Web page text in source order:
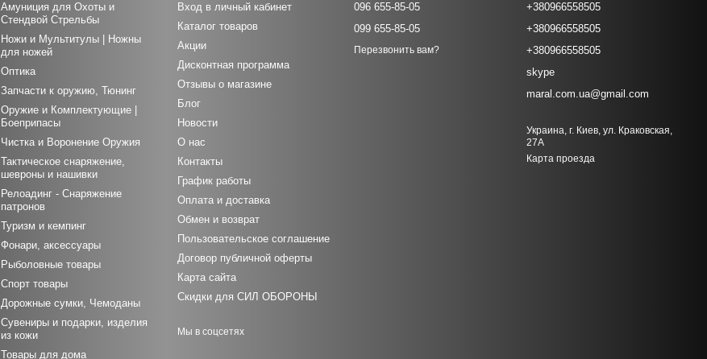
Амуниция для Охоты и
Стендвой Стрельбы
Ножи и Мультитулы | Ножны
для ножей
Оптика
Запчасти к оружию, Тюнинг
Оружие и Комплектующие |
Боеприпасы
Чистка и Воронение Оружия
Тактическое снаряжение,
шевроны и нашивки
Релоадинг - Снаряжение
патронов
Туризм и кемпинг
Фонари, аксессуары
Рыболовные товары
Спорт товары
Дорожные сумки, Чемоданы
Сувениры и подарки, изделия
из кожи
Товары для дома
Вход в личный кабинет
Каталог товаров
Акции
Дисконтная программа
Отзывы о магазине
Блог
Новости
О нас
Контакты
График работы
Оплата и доставка
Обмен и возврат
Пользовательское соглашение
Договор публичной оферты
Карта сайта
Скидки для СИЛ ОБОРОНЫ
Мы в соцсетях
096 655-85-05
099 655-85-05
Перезвонить вам?
+380966558505
+380966558505
+380966558505
skype
maral.com.ua@gmail.com
Украина, г. Киев, ул. Краковская,
27А
Карта проезда